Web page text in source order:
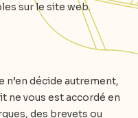
sur le site web.
n’en décide autrement,
ne vous est accordé en
des brevets ou